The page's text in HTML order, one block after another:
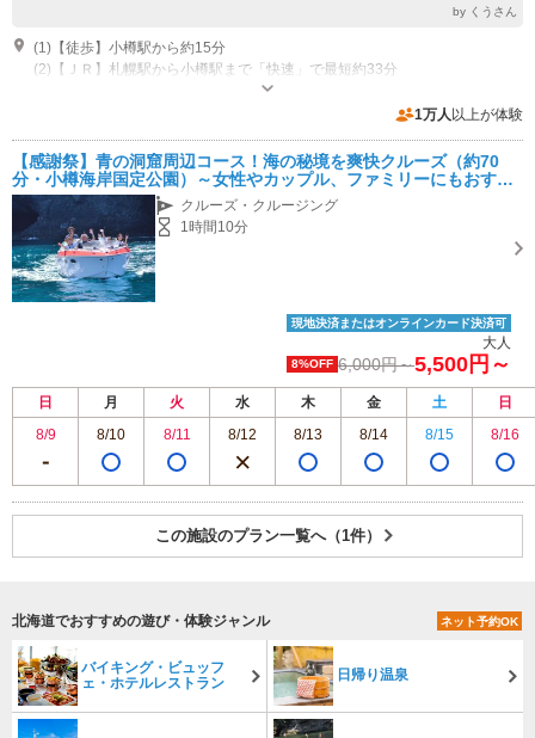
by くうさん
(1)【徒歩】小樽駅から約15分
(2)【ＪＲ】札幌駅から小樽駅まで「快速」で最短約33分
営業時間：8:30 ～ 17:00（季節により変動あり） 営業：4月～ 10月まで
1万人 以上が体験
【感謝祭】青の洞窟周辺コース！海の秘境を爽快クルーズ（約70
分・小樽海岸国定公園）～女性やカップル、ファミリーにもおすす
め～
クルーズ・クルージング
1時間10分
現地決済またはオンラインカード決済可
大人
8%OFF 6,000円～5,500円～
日 月 火 水 木 金 土
日
8/9
8/10 8/11 8/12 8/13 8/14 8/15 8/16
この施設のプラン一覧へ（1件）
北海道でおすすめの遊び・体験ジャンル ネット予約OK
バイキング・ビュッフ
ェ・ホテルレストラン
日帰り温泉